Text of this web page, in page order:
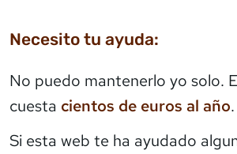
Necesito tu ayuda:
No puedo mantenerlo yo solo.
cuesta cientos de euros al año.
Si esta web te ha ayudado